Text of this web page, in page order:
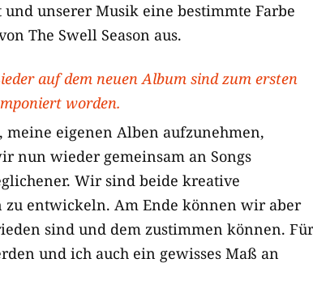
unserer Musik eine bestimmte Farbe
The Swell Season aus.
auf dem neuen Album sind zum ersten
worden.
meine eigenen Alben aufzunehmen,
nun wieder gemeinsam an Songs
Wir sind beide kreative
zu entwickeln. Am Ende können wir aber
sind und dem zustimmen können. Für
und ich auch ein gewisses Maß an